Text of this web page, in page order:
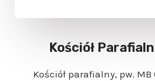
Kościół
Kościół parafialny, pw.